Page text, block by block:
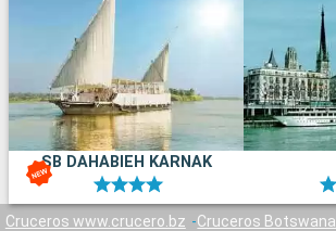
SB DAHABIEH KARNAK
Cruceros www.crucero.bz Cruceros Botswana